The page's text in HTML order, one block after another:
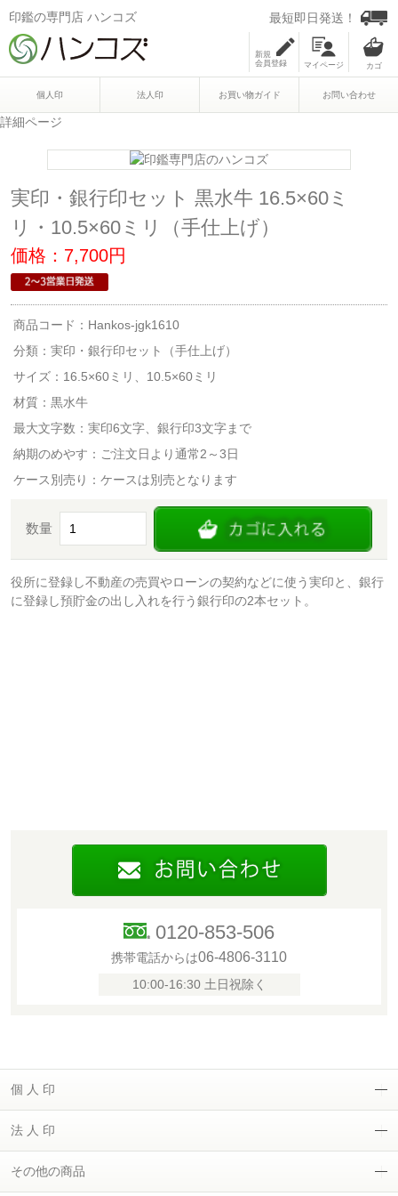
印鑑の専門店 ハンコズ 最短即日発送！
新規
会員登録
マイページ
個人印 法人印 お買い物ガイド お問い合わせ
詳細ページ
実印・銀行印セット 黒水牛 16.5×60ミ
リ・10.5×60ミリ（手仕上げ）
価格：7,700円
商品コード：Hankos-jgk1610
分類： 実印・銀行印セット（手仕上げ）
サイズ：16.5×60ミリ、10.5×60ミリ
材質：黒水牛
最大文字数：実印6文字、銀行印3文字まで
納期のめやす：ご注文日より通常2～3日
ケース別売り：ケースは別売となります
数量
役所に登録し不動産の売買やローンの契約などに使う実印と、銀行
に登録し預貯金の出し入れを行う銀行印の2本セット。
0120-853-506
携帯電話からは06-4806-3110
10:00-16:30 土日祝除く
個 人 印
法 人 印
その他の商品